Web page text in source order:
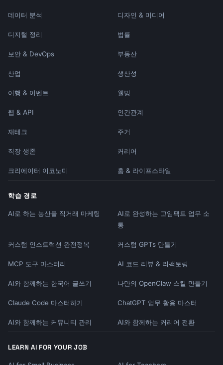
Example glide path:
6-10 years: 80% stocks, 20% bonds
15-17 years: 40% stocks, 60% bonds
STATIC PORTFOLIOS:
────────────────
Options typically: Aggressive, Moderate,
control
INDIVIDUAL FUNDS:
─────────────────────────────────────────────
────────────────
funds.
─────────────────────────────────────────────
────────────────
1% difference over 18 years on $200K =
데이터 분석 디자인 & 미디어
디지털 정리 법률
보안 & DevOps 부동산
산업 생산성
여행 & 이벤트 웰빙
웹 & API 인간관계
재테크 주거
직장 생존 커리어
크리에이터 이코노미 홈 & 라이프스타일
학습 경로
AI로 하는 농산물 직거래 마케팅
AI로 완성하는 고임팩트 업무 소
통
커스텀 인스트럭션 완전정복 커스텀 GPTs 만들기
MCP 도구 마스터리 AI 코드 리뷰 & 리팩토링
AI와 함께하는 한국어 글쓰기 나만의 OpenClaw 스킬 만들기
Claude Code 마스터하기 ChatGPT 업무 활용 마스터
AI와 함께하는 커뮤니티 관리 AI와 함께하는 커리어 전환
LEARN AI FOR YOUR JOB